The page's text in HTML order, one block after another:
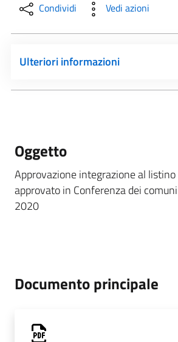
Condividi Vedi azioni
Ulteriori informazioni
Oggetto
Approvazione integrazione al listino
approvato in Conferenza dei
2020
Documento principale